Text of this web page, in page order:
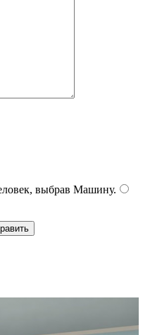
выбрав Машину.